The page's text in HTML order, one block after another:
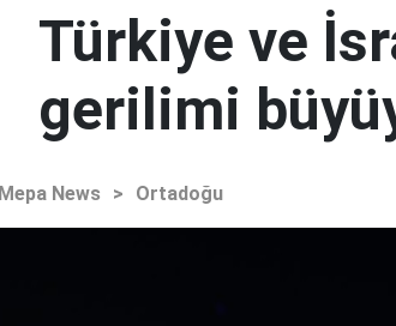
Türkiye ve
gerilimi
Mepa News > Ortadoğu